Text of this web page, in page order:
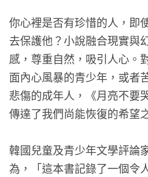
你心裡是否有珍惜的人，即
去保護他？小說融合現實與
感，尊重自然，吸引人心。
面內心風暴的青少年，或者
悲傷的成年人，《月亮不要
傳達了我們尚能恢復的希望
韓國兒童及青少年文學評論
為，「這本書記錄了一個令